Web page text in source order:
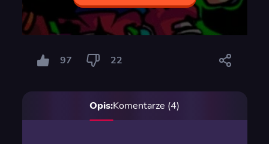
97 22
Opis:Komentarze (4)